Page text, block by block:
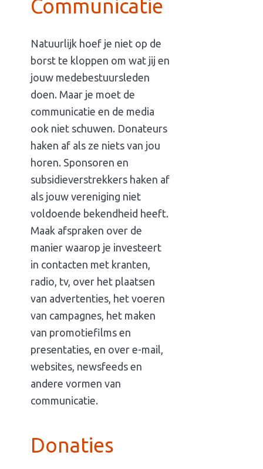
Communicatie
Natuurlijk hoef je niet op de
borst te kloppen om wat jij en
jouw medebestuursleden
doen. Maar je moet de
communicatie en de media
ook niet schuwen. Donateurs
haken af als ze niets van jou
horen. Sponsoren en
subsidieverstrekkers haken af
als jouw vereniging niet
voldoende bekendheid heeft.
Maak afspraken over de
manier waarop je investeert
in contacten met kranten,
radio, tv, over het plaatsen
van advertenties, het voeren
van campagnes, het maken
van promotiefilms en
presentaties, en over e-mail,
websites, newsfeeds en
andere vormen van
communicatie.
Donaties